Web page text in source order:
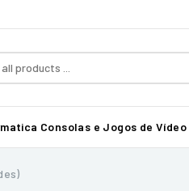
Consolas e Jogos de Vídeo